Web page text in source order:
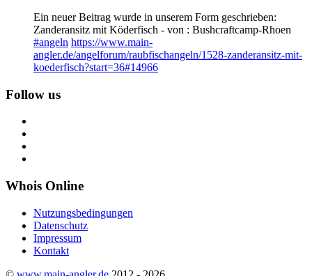
Ein neuer Beitrag wurde in unserem Form geschrieben:
Zanderansitz mit Köderfisch - von : Bushcraftcamp-Rhoen
#angeln https://www.main-
angler.de/angelforum/raubfischangeln/1528-zanderansitz-mit-
koederfisch?start=36#14966
Follow us
Whois Online
Nutzungsbedingungen
Datenschutz
Impressum
Kontakt